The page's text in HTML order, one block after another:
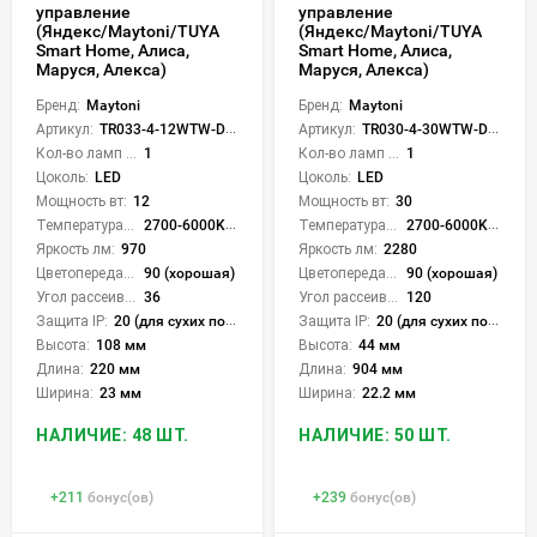
управление
(Яндекс/Maytoni/TUYA
Smart Home, Алиса,
Маруся, Алекса)
Бренд: Maytoni
Артикул: TR033-4-12WTW-DD2-W
1
Цоколь: LED
Мощность вт: 12
2700-6000K (плавная рег.)
Яркость лм: 970
90 (хорошая)
36
Защита IP: 20 (для сухих пом.)
Высота: 108 мм
Длина: 220 мм
Ширина: 23 мм
НАЛИЧИЕ: 48 ШТ.
+211 бонус(ов)
управление
(Яндекс/Maytoni/TUYA
Smart Home, Алиса,
Маруся, Алекса)
Бренд: Maytoni
Артикул: TR030-4-30WTW-DD2-W
Кол-во ламп или LED: 1
Цоколь: LED
Мощность вт: 30
Температура света:
2700-6000K (плавная рег.)
Яркость лм: 2280
Цветопередача (CRI):
90 (хорошая)
Угол рассеивания света °:
120
Защита IP: 20 (для сухих пом.)
Высота: 44 мм
Длина: 904 мм
Ширина: 22.2 мм
НАЛИЧИЕ: 50 ШТ.
+239 бонус(ов)